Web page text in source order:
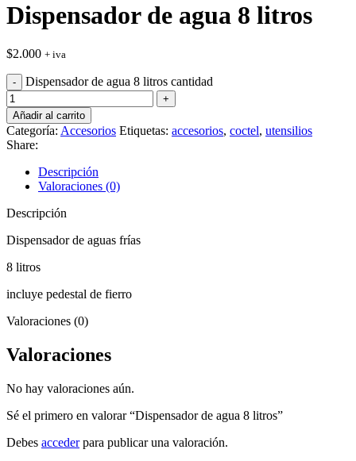
Dispensador de agua 8 litros
$2.000 + iva
Dispensador de agua 8 litros cantidad
Añadir al carrito
Categoría: Accesorios Etiquetas: accesorios, coctel, utensilios
Share:
Descripción
Valoraciones (0)
Descripción
Dispensador de aguas frías
8 litros
incluye pedestal de fierro
Valoraciones (0)
Valoraciones
No hay valoraciones aún.
Sé el primero en valorar “Dispensador de agua 8 litros”
Debes accederpara publicar una valoración.